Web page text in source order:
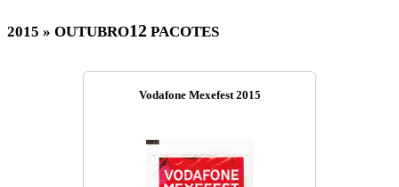
2015 » OUTUBRO12 PACOTES
Vodafone Mexefest 2015